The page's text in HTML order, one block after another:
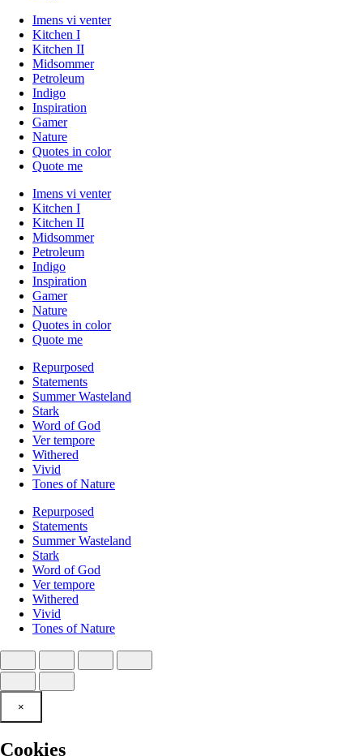
Imens vi venter
Kitchen I
Kitchen II
Midsommer
Petroleum
Indigo
Inspiration
Gamer
Nature
Quotes in color
Quote me
Imens vi venter
Kitchen I
Kitchen II
Midsommer
Petroleum
Indigo
Inspiration
Gamer
Nature
Quotes in color
Quote me
Repurposed
Statements
Summer Wasteland
Stark
Word of God
Ver tempore
Withered
Vivid
Tones of Nature
Repurposed
Statements
Summer Wasteland
Stark
Word of God
Ver tempore
Withered
Vivid
Tones of Nature
×
Cookies